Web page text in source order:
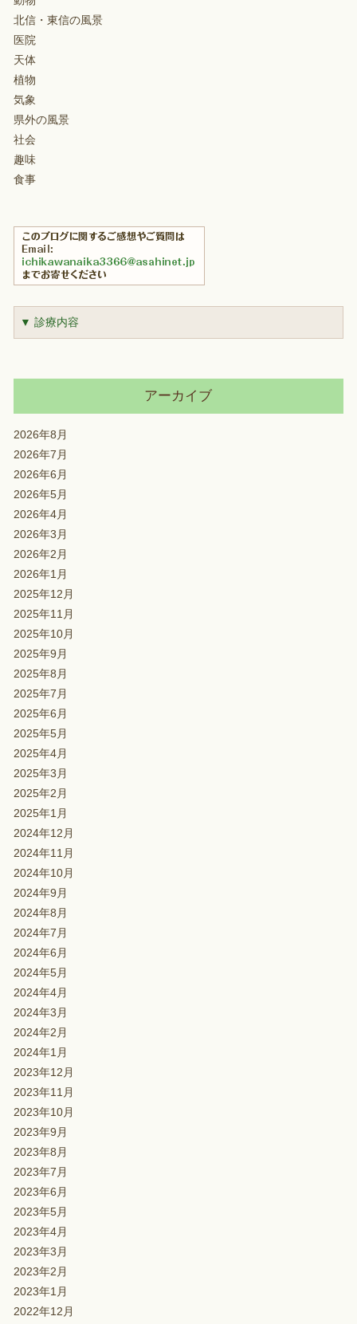
北信・東信の風景
医院
天体
植物
気象
県外の風景
社会
趣味
食事
▼ 診療内容
アーカイブ
2026年8月
2026年7月
2026年6月
2026年5月
2026年4月
2026年3月
2026年2月
2026年1月
2025年12月
2025年11月
2025年10月
2025年9月
2025年8月
2025年7月
2025年6月
2025年5月
2025年4月
2025年3月
2025年2月
2025年1月
2024年12月
2024年11月
2024年10月
2024年9月
2024年8月
2024年7月
2024年6月
2024年5月
2024年4月
2024年3月
2024年2月
2024年1月
2023年12月
2023年11月
2023年10月
2023年9月
2023年8月
2023年7月
2023年6月
2023年5月
2023年4月
2023年3月
2023年2月
2023年1月
2022年12月